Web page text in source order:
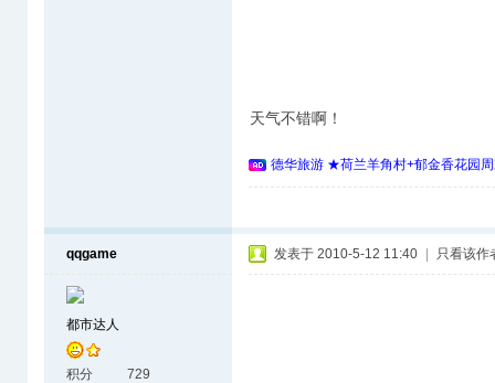
天气不错啊！
德华旅游 ★荷兰羊角村+郁金香花园
qqgame
都市达人
积分
729
发表于 2010-5-12 11:40 只看该作